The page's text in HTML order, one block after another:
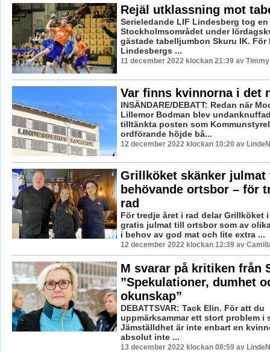
Rejäl utklassning mot
Serieledande LIF Lindesberg tog
Stockholmsområdet under
gästade tabelljumbon Skuru IK. För
Lindesbergs ...
11 december 2022 klockan 21:39 av
Var finns kvinnorna i det
INSÄNDARE/DEBATT: Redan när
Lillemor Bodman blev
tilltänkta posten som
ordförande höjde bå...
12 december 2022 klockan 10:20 av
Grillköket skänker
behövande ortsbor – för
rad
För tredje året i rad delar Grillköket
gratis julmat till ortsbor som av
i behov av god mat och lite extra ...
12 december 2022 klockan 12:39 av
M svarar på kritiken från
”Spekulationer, dumhet
okunskap”
DEBATTSVAR: Tack Elin. För att du
uppmärksammar ett stort problem i
Jämställdhet är inte enbart en
absolut inte ...
13 december 2022 klockan 08:59 av